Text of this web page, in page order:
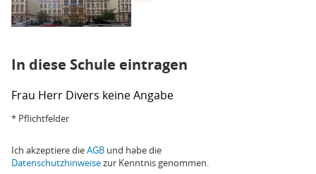
In diese Schule eintragen
Frau Herr Divers keine Angabe
* Pflichtfelder
Ich akzeptiere dieAGB und habe die
Datenschutzhinweisezur Kenntnis genommen.